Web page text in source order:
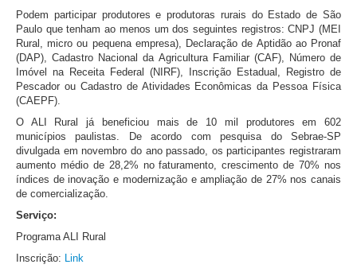
Podem participar produtores e produtoras rurais do Estado de São
Paulo que tenham ao menos um dos seguintes registros: CNPJ (MEI
Rural, micro ou pequena empresa), Declaração de Aptidão ao Pronaf
(DAP), Cadastro Nacional da Agricultura Familiar (CAF), Número de
Imóvel na Receita Federal (NIRF), Inscrição Estadual, Registro de
Pescador ou Cadastro de Atividades Econômicas da Pessoa Física
(CAEPF).
O ALI Rural já beneficiou mais de 10 mil produtores em 602
municípios paulistas. De acordo com pesquisa do Sebrae-SP
divulgada em novembro do ano passado, os participantes registraram
aumento médio de 28,2% no faturamento, crescimento de 70% nos
índices de inovação e modernização e ampliação de 27% nos canais
de comercialização.
Serviço:
Programa ALI Rural
Inscrição:
Link